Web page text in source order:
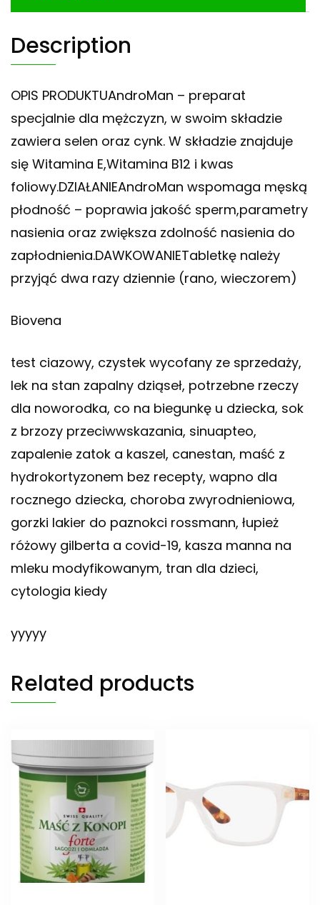
Description
OPIS PRODUKTUAndroMan – preparat
specjalnie dla mężczyzn, w swoim składzie
zawiera selen oraz cynk. W składzie znajduje
się Witamina E,Witamina B12 i kwas
foliowy.DZIAŁANIEAndroMan wspomaga męską
płodność – poprawia jakość sperm,parametry
nasienia oraz zwiększa zdolność nasienia do
zapłodnienia.DAWKOWANIETabletkę należy
przyjąć dwa razy dziennie (rano, wieczorem)
Biovena
test ciazowy, czystek wycofany ze sprzedaży,
lek na stan zapalny dziąseł, potrzebne rzeczy
dla noworodka, co na biegunkę u dziecka, sok
z brzozy przeciwwskazania, sinuapteo,
zapalenie zatok a kaszel, canestan, maść z
hydrokortyzonem bez recepty, wapno dla
rocznego dziecka, choroba zwyrodnieniowa,
gorzki lakier do paznokci rossmann, łupież
różowy gilberta a covid-19, kasza manna na
mleku modyfikowanym, tran dla dzieci,
cytologia kiedy
yyyyy
Related products